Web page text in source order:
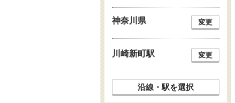
神奈川県 変更
川崎新町駅 変更
沿線・駅を選択